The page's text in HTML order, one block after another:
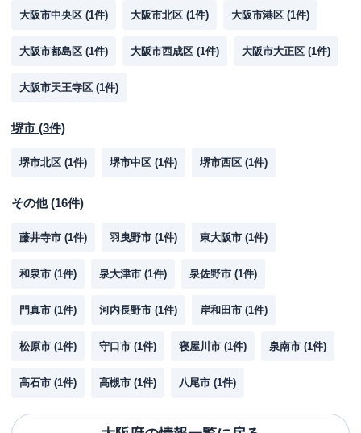
大阪市中央区 (1件) 大阪市北区 (1件) 大阪市港区 (1件)
大阪市都島区 (1件) 大阪市西成区 (1件) 大阪市大正区 (1件)
大阪市天王寺区 (1件)
堺市 (3件)
堺市北区 (1件) 堺市中区 (1件) 堺市西区 (1件)
その他(16件)
藤井寺市 (1件) 羽曳野市 (1件) 東大阪市 (1件)
和泉市 (1件) 泉大津市 (1件) 泉佐野市 (1件)
門真市 (1件) 河内長野市 (1件) 岸和田市 (1件)
松原市 (1件) 守口市 (1件) 寝屋川市 (1件) 泉南市 (1件)
高石市 (1件) 高槻市 (1件) 八尾市 (1件)